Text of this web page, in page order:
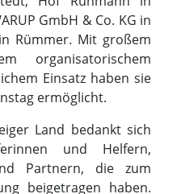
Land bedankt sich
und Helfern,
Partnern, die zum
beigetragen haben.
dem Norddeutschen
Kooperationspartner
Versicherungen VGH,
Braunschweig,
Oldenburg und
Brandkasse.